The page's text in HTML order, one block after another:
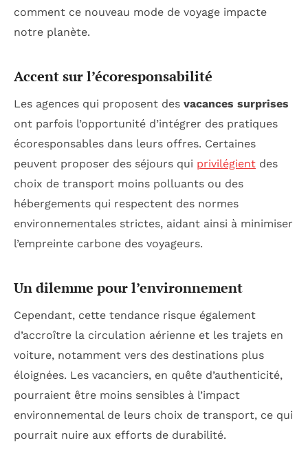
comment ce nouveau mode de voyage impacte
notre planète.
Accent sur l’écoresponsabilité
Les agences qui proposent des vacances surprises
ont parfois l’opportunité d’intégrer des pratiques
écoresponsables dans leurs offres. Certaines
peuvent proposer des séjours qui privilégient des
choix de transport moins polluants ou des
hébergements qui respectent des normes
environnementales strictes, aidant ainsi à minimiser
l’empreinte carbone des voyageurs.
Un dilemme pour l’environnement
Cependant, cette tendance risque également
d’accroître la circulation aérienne et les trajets en
voiture, notamment vers des destinations plus
éloignées. Les vacanciers, en quête d’authenticité,
pourraient être moins sensibles à l’impact
environnemental de leurs choix de transport, ce qui
pourrait nuire aux efforts de durabilité.